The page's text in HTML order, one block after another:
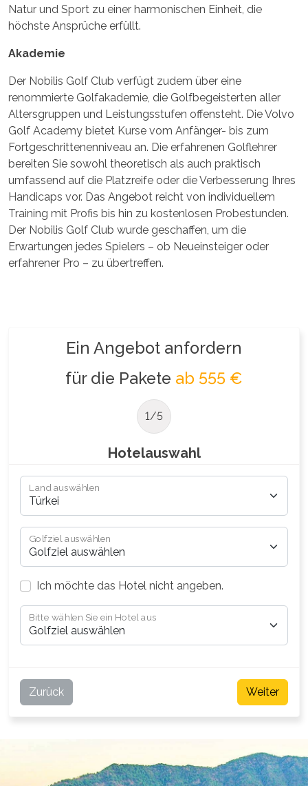
Natur und Sport zu einer harmonischen Einheit, die
höchste Ansprüche erfüllt.
Akademie
Der Nobilis Golf Club verfügt zudem über eine
renommierte Golfakademie, die Golfbegeisterten aller
Altersgruppen und Leistungsstufen offensteht. Die Volvo
Golf Academy bietet Kurse vom Anfänger- bis zum
Fortgeschrittenenniveau an. Die erfahrenen Golflehrer
bereiten Sie sowohl theoretisch als auch praktisch
umfassend auf die Platzreife oder die Verbesserung Ihres
Handicaps vor. Das Angebot reicht von individuellem
Training mit Profis bis hin zu kostenlosen Probestunden.
Der Nobilis Golf Club wurde geschaffen, um die
Erwartungen jedes Spielers – ob Neueinsteiger oder
erfahrener Pro – zu übertreffen.
Ein Angebot anfordern
für die Pakete ab 555 €
1/5
Hotelauswahl
Land auswählen
Golfziel auswählen
Ich möchte das Hotel nicht angeben.
Bitte wählen Sie ein Hotel aus
Zurück Weiter